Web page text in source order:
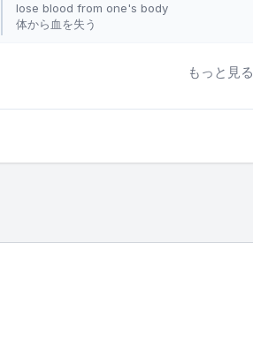
lose blood from one's body
体から血を失う
もっと見る